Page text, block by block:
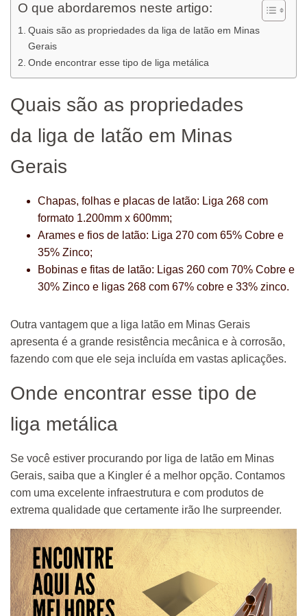
O que abordaremos neste artigo:
Quais são as propriedades da liga de latão em Minas
Gerais
Onde encontrar esse tipo de liga metálica
Quais são as propriedades
da liga de latão em Minas
Gerais
Chapas, folhas e placas de latão: Liga 268 com
formato 1.200mm x 600mm;
Arames e fios de latão: Liga 270 com 65% Cobre e
35% Zinco;
Bobinas e fitas de latão: Ligas 260 com 70% Cobre e
30% Zinco e ligas 268 com 67% cobre e 33% zinco.
Outra vantagem que a liga latão em Minas Gerais
apresenta é a grande resistência mecânica e à corrosão,
fazendo com que ele seja incluída em vastas aplicações.
Onde encontrar esse tipo de
liga metálica
Se você estiver procurando por liga de latão em Minas
Gerais, saiba que a Kingler é a melhor opção. Contamos
com uma excelente infraestrutura e com produtos de
extrema qualidade que certamente irão lhe surpreender.